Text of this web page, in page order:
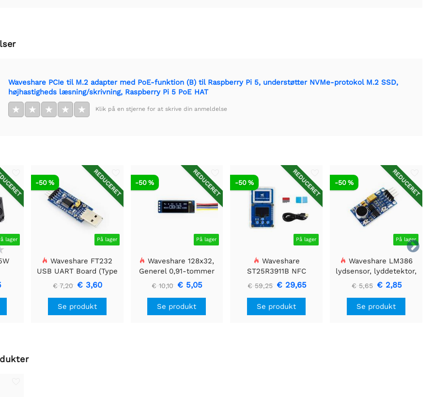
Waveshare PCIe til M.2 adapter med PoE-funktion (B) til Raspberry Pi 5, understøtter NVMe-protokol M.2 SSD,
højhastigheds læsning/skrivning, Raspberry Pi 5 PoE HAT
★ ★ ★ ★ ★ Klik på en stjerne for at skrive din anmeldelse

lager
REDUCERET
På lager
-50 %
Waveshare FT232
USB UART Board (Type
A), USB til TTL (UART)
kommunikationsmodul
€ 7,20 € 3,60
Se produkt
REDUCERET
På lager
-50 %
Waveshare 128x32,
Generel 0,91-tommer
OLED displaymodul
€ 10,10 € 5,05
Se produkt
REDUCERET
På lager
-50 %
Waveshare
ST25R3911B NFC
Evalueringssæt, NFC-
læser + TF-kort + USB-
kabel
€ 59,25 € 29,65
Se produkt
REDUCERET
På lager
-50 %
Waveshare LM386
lydsensor, lyddetektor,
kompatibel med Arduino
€ 5,65 € 2,85
Se produkt